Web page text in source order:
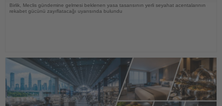
Birlik, Meclis gündemine gelmesi beklenen yasa tasarısının yerli seyahat acentalarının
rekabet gücünü zayıflatacağı uyarısında bulundu